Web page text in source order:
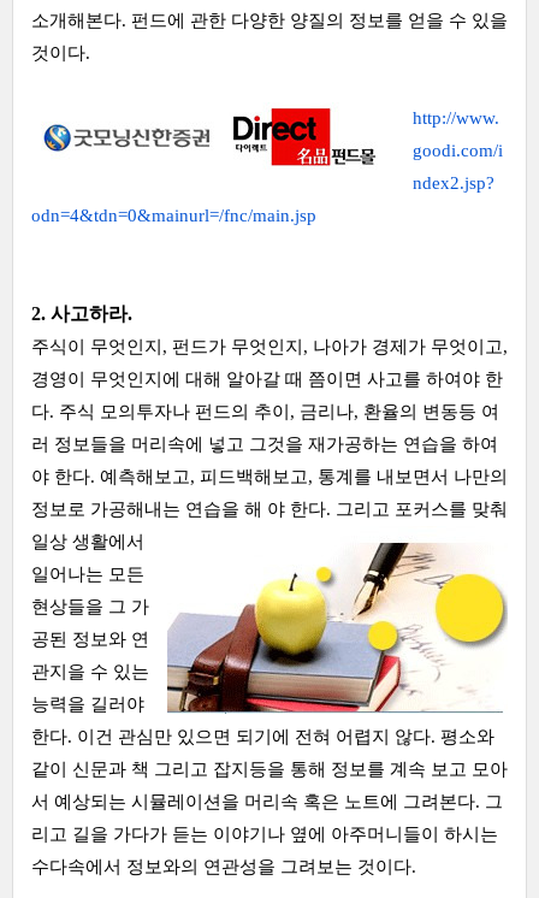
소개해본다. 펀드에 관한 다양한 양질의 정보를 얻을 수 있을
것이다.
http://www.
goodi.com/i
ndex2.jsp?
odn=4&tdn=0&mainurl=/fnc/main.jsp
2. 사고하라.
주식이 무엇인지, 펀드가 무엇인지, 나아가 경제가 무엇이고,
경영이 무엇인지에 대해 알아갈 때 쯤이면 사고를 하여야 한
다. 주식 모의투자나 펀드의 추이, 금리나, 환율의 변동등 여
러 정보들을 머리속에 넣고 그것을 재가공하는 연습을 하여
야 한다. 예측해보고, 피드백해보고, 통계를 내보면서 나만의
정보로 가공해내는 연습을 해 야 한다. 그리고 포커스를 맞춰
일상 생활에서
일어나는 모든
현상들을 그 가
공된 정보와 연
관지을 수 있는
능력을 길러야
한다. 이건 관심만 있으면 되기에 전혀 어렵지 않다. 평소와
같이 신문과 책 그리고 잡지등을 통해 정보를 계속 보고 모아
서 예상되는 시뮬레이션을 머리속 혹은 노트에 그려본다. 그
리고 길을 가다가 듣는 이야기나 옆에 아주머니들이 하시는
수다속에서 정보와의 연관성을 그려보는 것이다.